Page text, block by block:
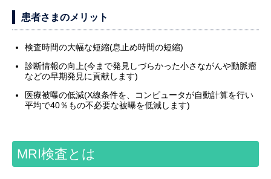
患者さまのメリット
検査時間の大幅な短縮(息止め時間の短縮)
診断情報の向上(今まで発見しづらかった小さながんや動脈瘤
などの早期発見に貢献します)
医療被曝の低減(X線条件を、コンピュータが自動計算を行い
平均で40％もの不必要な被曝を低減します)
MRI検査とは